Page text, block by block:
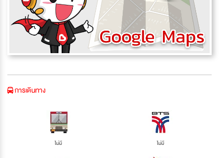
การเดินทาง
ไม่มี ไม่มี